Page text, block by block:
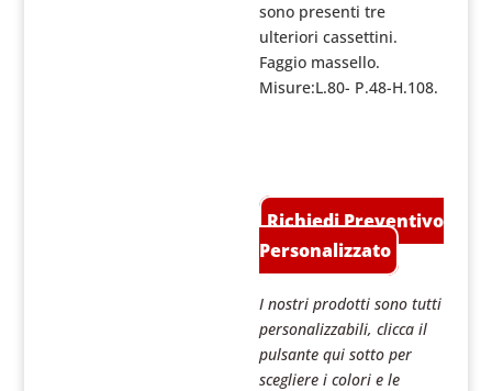
sono presenti tre
ulteriori cassettini.
Faggio massello.
Misure:L.80- P.48-H.108.
Richiedi Preventivo
Personalizzato
I nostri prodotti sono tutti
personalizzabili, clicca il
pulsante qui sotto per
scegliere i colori e le